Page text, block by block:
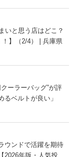
いと思う店はどこ？
！】（2/4） | 兵庫県
ーラーバッグ”が評
ベルトが良い」
ウンドで活躍を期待
2026年版・人気投